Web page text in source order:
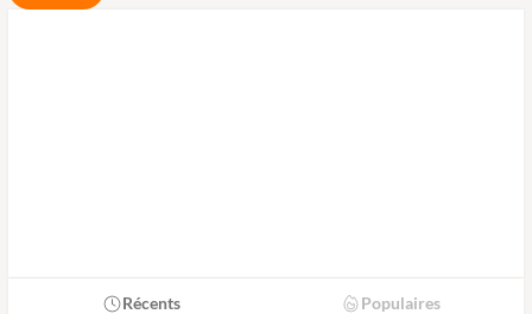
Récents Populaires